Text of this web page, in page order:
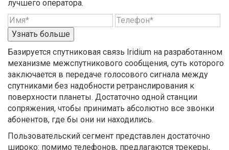
лучшего оператора.
Узнать больше
Базируется спутниковая связь Iridium на разработанном
механизме межспутникового сообщения, суть которого
заключается в передаче голосового сигнала между
спутниками без надобности ретранслирования к
поверхности планеты. Достаточно одной станции
сопряжения, чтобы принимать абсолютно все звонки
абонентов, где бы они ни находились.
Пользовательский сегмент представлен достаточно
широко: помимо телефонов, предлагаются трекеры,